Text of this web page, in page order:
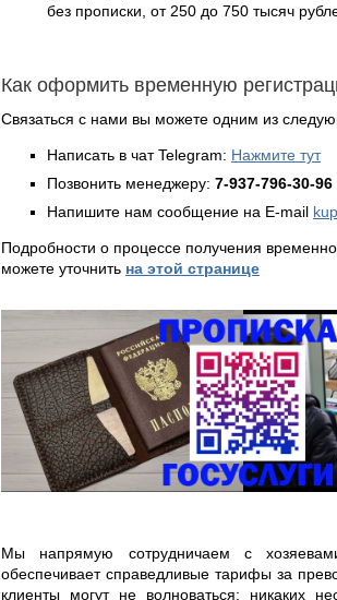
без прописки, от 250 до 750 тысяч
Как оформить временную
Связаться с нами вы можете одним из
Написать в чат Telegram: Нажмите тут
Позвонить менеджеру: 7-937-796-30-96
Напишите нам сообщение на E-mail
Подробности о процессе получения
можете уточнить на этой странице
Мы напрямую сотрудничаем с
обеспечивает справедливые тарифы за
клиенты могут не волноваться: никаких